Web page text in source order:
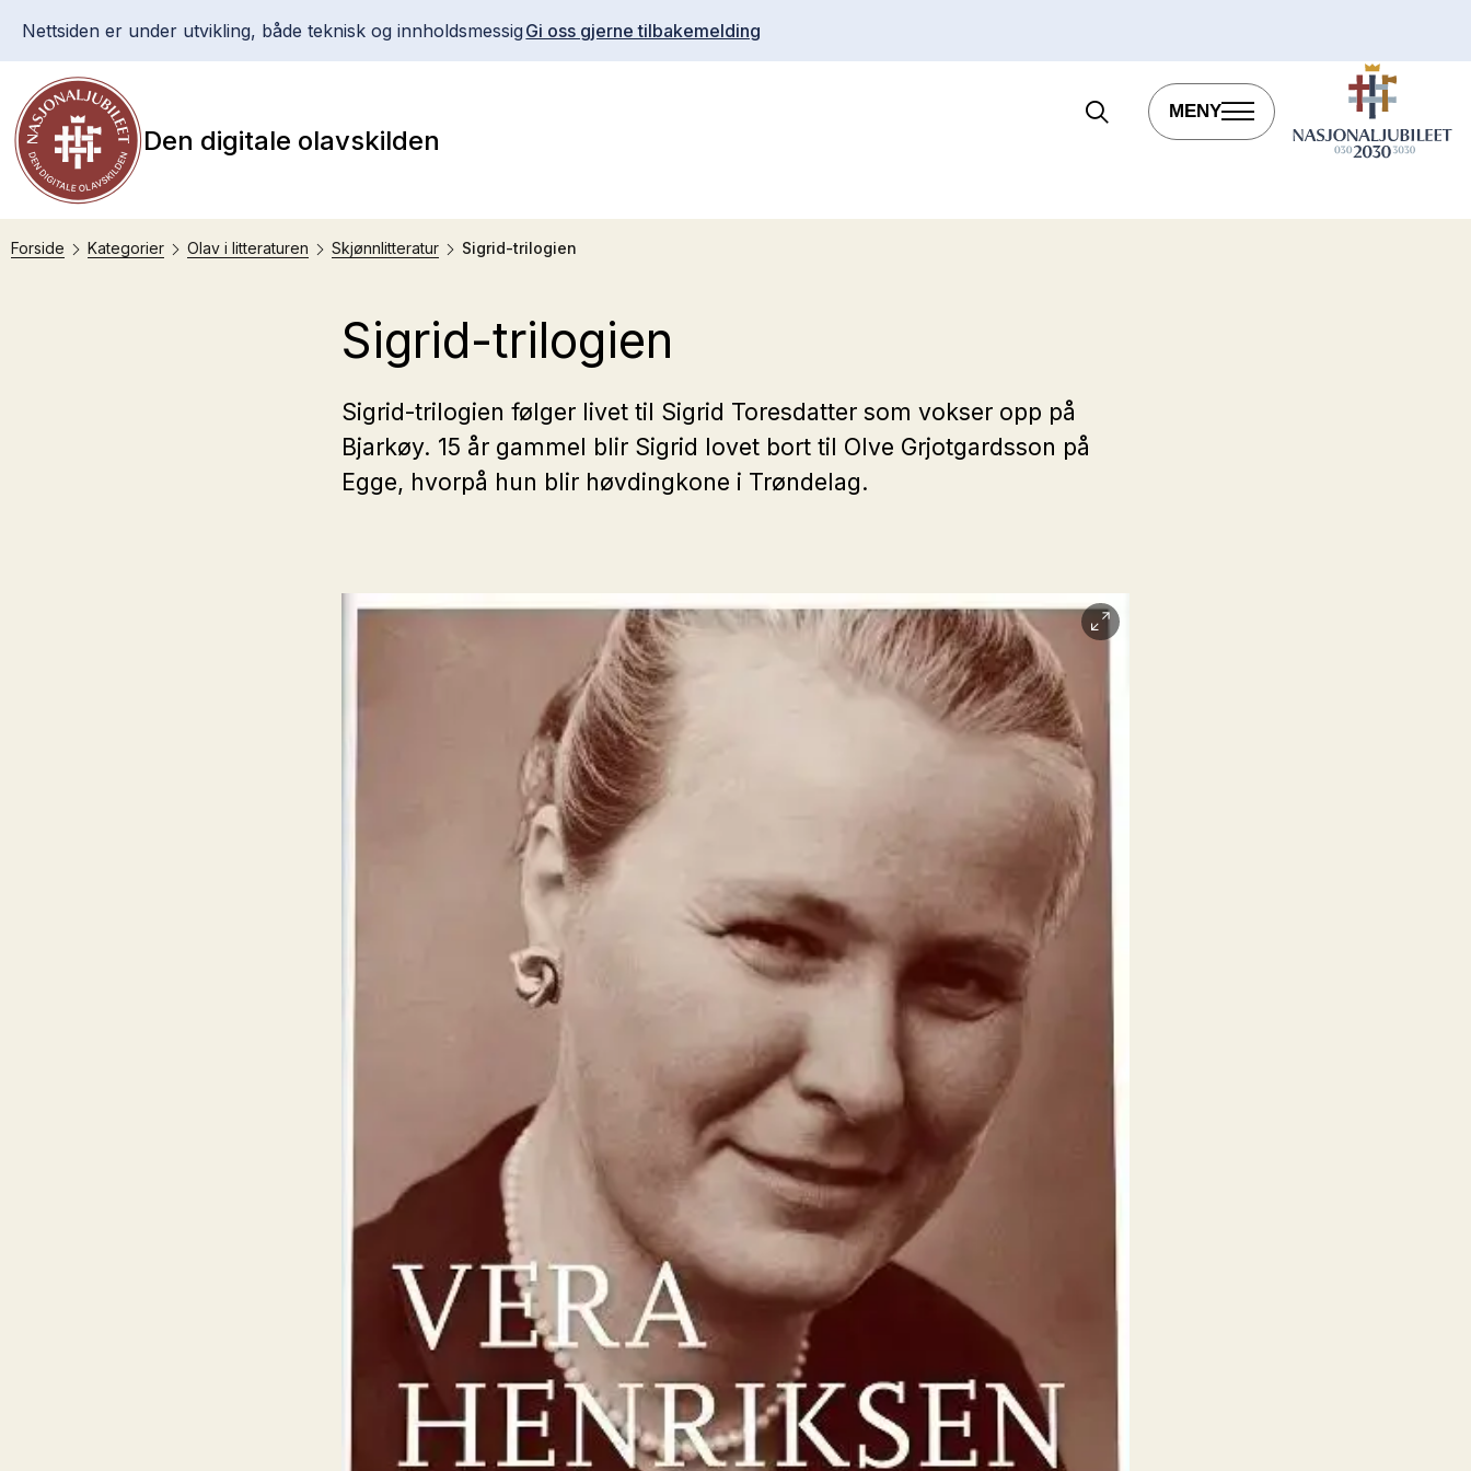
Nettsiden er under utvikling, både teknisk og innholdsmessig Gi oss gjerne tilbakemelding
Den digitale olavskilden
MENY
Forside Kategorier Olav i litteraturen Skjønnlitteratur Sigrid-trilogien
Sigrid-trilogien
Sigrid-trilogien følger livet til Sigrid Toresdatter som vokser opp på
Bjarkøy. 15 år gammel blir Sigrid lovet bort til Olve Grjotgardsson på
Egge, hvorpå hun blir høvdingkone i Trøndelag.